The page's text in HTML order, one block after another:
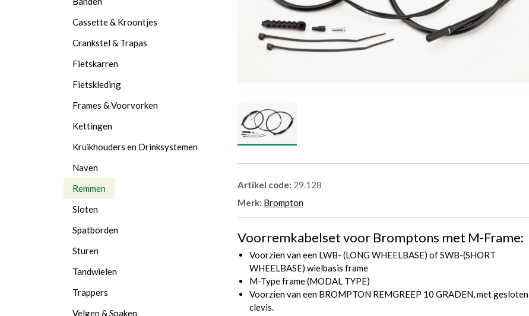
Artikel code: 29.128
Merk: Brompton
Voorremkabelset voor Bromptons met M-Frame:
Voorzien van een LWB- (LONG WHEELBASE) of SWB-(SHORT
WHEELBASE) wielbasis frame
M-Type frame (MODAL TYPE)
Voorzien van een BROMPTON REMGREEP 10 GRADEN, met gesloten
clevis.
Cassette & Kroontjes
Crankstel & Trapas
Fietskarren
Fietskleding
Frames & Voorvorken
Kettingen
Kruikhouders en Drinksystemen
Naven
Remmen
Sloten
Spatborden
Sturen
Tandwielen
Trappers
Velgen & Spaken